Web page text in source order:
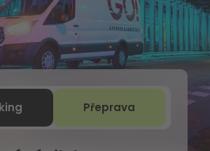
z následujících možností:
formulář pro:Zobrazit formulář pro:
Přeprava